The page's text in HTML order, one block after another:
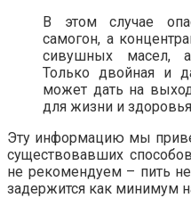
В этом случае
самогон, а
сивушных масел,
Только двойная и
может дать на
для жизни и
Эту информацию мы
существовавших
не рекомендуем – пить
задержится как минимум